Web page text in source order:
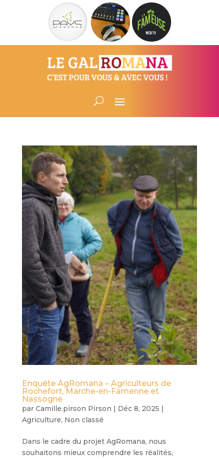
Enquête AgRomana – Agriculteurs de
Rochefort, Marche-en-Famenne et
Nassogne
par Camille.pirson Pirson | Déc 8, 2025 |
Agriculture, Non classé
Dans le cadre du projet AgRomana, nous
souhaitons mieux comprendre les réalités,